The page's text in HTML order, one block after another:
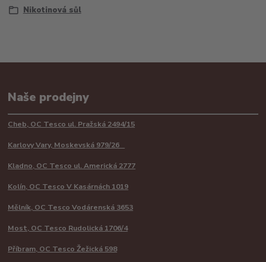
Nikotinová sůl
Naše prodejny
Cheb, OC Tesco ul. Pražská 2494/15
Karlovy Vary, Moskevská 979/26
Kladno, OC Tesco ul. Americká 2777
Kolín, OC Tesco V Kasárnách 1019
Mělník, OC Tesco Vodárenská 3653
Most, OC Tesco Rudolická 1706/4
Příbram, OC Tesco Žežická 598